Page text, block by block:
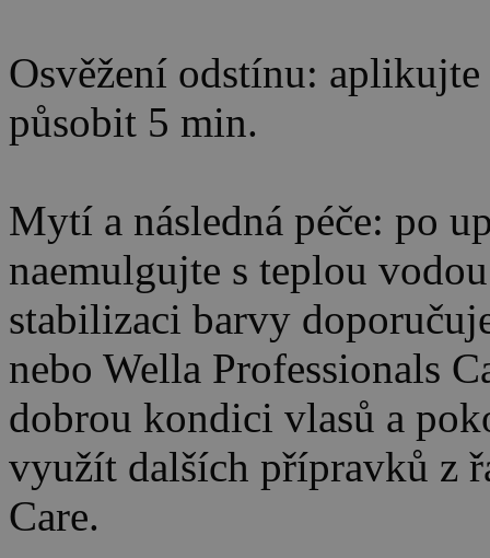
Osvěžení odstínu:
působit 5 min.
Mytí a následná péče: po
naemulgujte s teplou
stabilizaci barvy
nebo Wella Professionals
dobrou kondici vlasů a
využít dalších přípravků z
Care.